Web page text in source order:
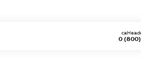
0 (800)